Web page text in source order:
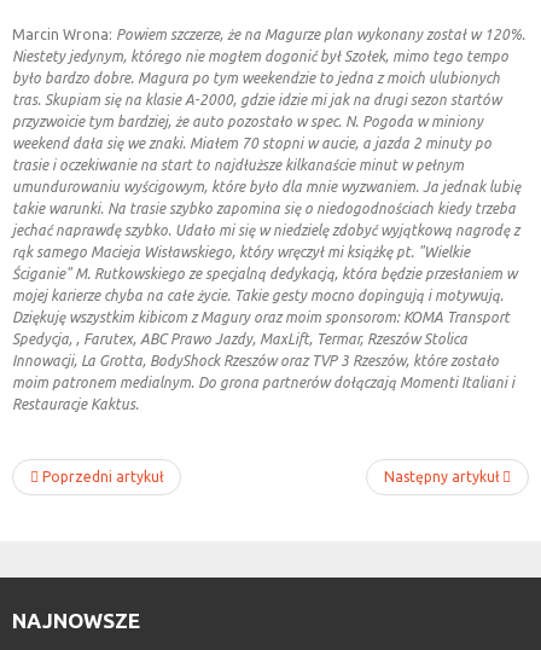
KONTAKT
Marcin Wrona: Powiem szczerze, że na Magurze plan wykonany został w 120%.
Niestety jedynym, którego nie mogłem dogonić był Szołek, mimo tego tempo
było bardzo dobre. Magura po tym weekendzie to jedna z moich ulubionych
tras. Skupiam się na klasie A-2000, gdzie idzie mi jak na drugi sezon startów
przyzwoicie tym bardziej, że auto pozostało w spec. N. Pogoda w miniony
weekend dała się we znaki. Miałem 70 stopni w aucie, a jazda 2 minuty po
trasie i oczekiwanie na start to najdłuższe kilkanaście minut w pełnym
umundurowaniu wyścigowym, które było dla mnie wyzwaniem. Ja jednak lubię
takie warunki. Na trasie szybko zapomina się o niedogodnościach kiedy trzeba
jechać naprawdę szybko. Udało mi się w niedzielę zdobyć wyjątkową nagrodę z
rąk samego Macieja Wisławskiego, który wręczył mi książkę pt. "Wielkie
Ściganie" M. Rutkowskiego ze specjalną dedykacją, która będzie przesłaniem w
mojej karierze chyba na całe życie. Takie gesty mocno dopingują i motywują.
Dziękuję wszystkim kibicom z Magury oraz moim sponsorom: KOMA Transport
Spedycja, , Farutex, ABC Prawo Jazdy, MaxLift, Termar, Rzeszów Stolica
Innowacji, La Grotta, BodyShock Rzeszów oraz TVP 3 Rzeszów, które zostało
moim patronem medialnym. Do grona partnerów dołączają Momenti Italiani i
Restauracje Kaktus.
Poprzedni artykuł Następny artykuł
NAJNOWSZE